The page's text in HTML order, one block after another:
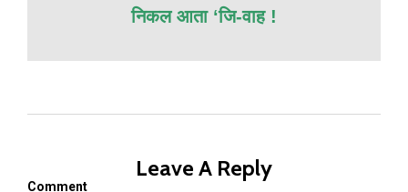
निकल आता ‘जि-वाह !
Leave A Reply
Comment